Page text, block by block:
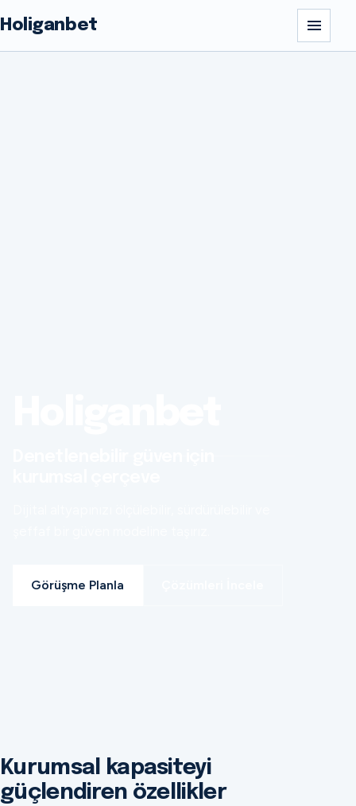
Holiganbet
Görüşme Planla
Kurumsal kapasiteyi
güçlendiren özellikler